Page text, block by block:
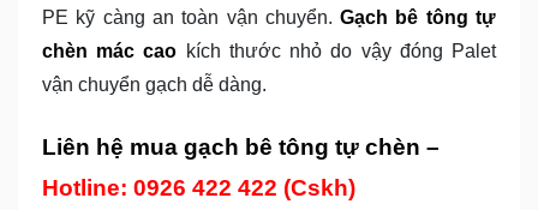
PE kỹ càng an toàn vận chuyển.Gạch bê tông tự
chèn mác cao kích thước nhỏ do vậy đóng Palet
vận chuyển gạch dễ dàng.
Liên hệ mua gạch bê tông tự chèn –
Hotline: 0926 422 422 (Cskh)